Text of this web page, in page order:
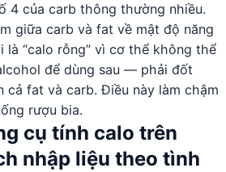
4 của carb thông thường nhiều.
giữa carb và fat về mật độ năng
là “calo rỗng” vì cơ thể không thể
để dùng sau — phải đốt
cả fat và carb. Điều này làm chậm
rượu bia.
cụ tính calo trên
nhập liệu theo tình